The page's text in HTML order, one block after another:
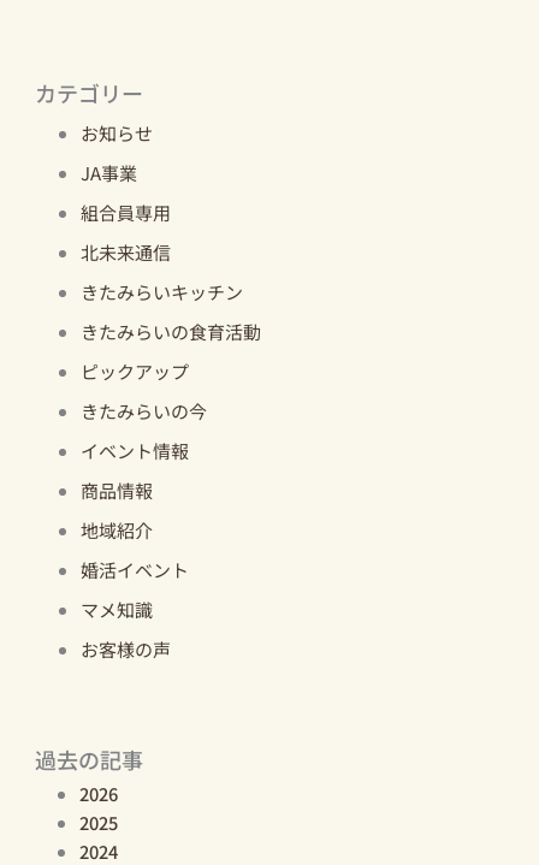
カテゴリー
お知らせ
JA事業
組合員専用
北未来通信
きたみらいキッチン
きたみらいの食育活動
ピックアップ
きたみらいの今
イベント情報
商品情報
地域紹介
婚活イベント
マメ知識
お客様の声
過去の記事
2026
2025
2024